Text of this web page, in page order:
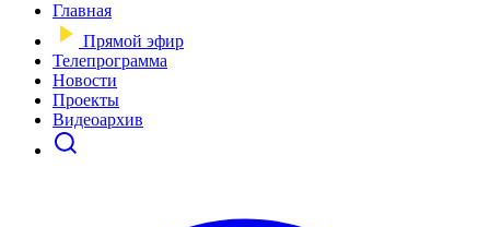
Главная
Прямой эфир
Телепрограмма
Новости
Проекты
Видеоархив